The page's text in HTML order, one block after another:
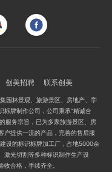
创美招聘 联系创美
园林景观、旅游景区、房地产、学
标牌制作公司，公司秉承“精诚合
服务宗旨，已为多家旅游景区、房
户提供一流的产品，完善的售后服
设的标识标牌加工厂，占地5000余
激光切割等多种标识制作生产设
合格，手续齐全。